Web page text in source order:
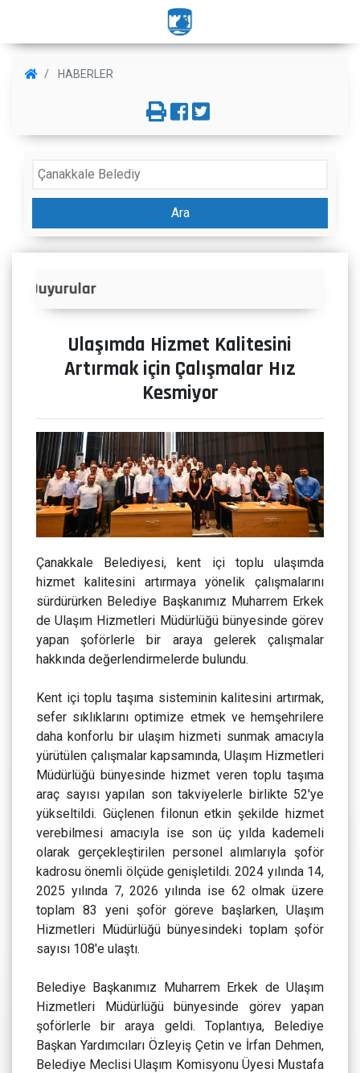
HABERLER
Ara
Ulaşımda Hizmet Kalitesini
Artırmak için Çalışmalar Hız
Kesmiyor
Çanakkale Belediyesi, kent içi toplu ulaşımda
hizmet kalitesini artırmaya yönelik çalışmalarını
sürdürürken Belediye Başkanımız Muharrem Erkek
de Ulaşım Hizmetleri Müdürlüğü bünyesinde görev
yapan şoförlerle bir araya gelerek çalışmalar
hakkında değerlendirmelerde bulundu.
Kent içi toplu taşıma sisteminin kalitesini artırmak,
sefer sıklıklarını optimize etmek ve hemşehrilere
daha konforlu bir ulaşım hizmeti sunmak amacıyla
yürütülen çalışmalar kapsamında, Ulaşım Hizmetleri
Müdürlüğü bünyesinde hizmet veren toplu taşıma
araç sayısı yapılan son takviyelerle birlikte 52'ye
yükseltildi. Güçlenen filonun etkin şekilde hizmet
verebilmesi amacıyla ise son üç yılda kademeli
olarak gerçekleştirilen personel alımlarıyla şoför
kadrosu önemli ölçüde genişletildi. 2024 yılında 14,
2025 yılında 7, 2026 yılında ise 62 olmak üzere
toplam 83 yeni şoför göreve başlarken, Ulaşım
Hizmetleri Müdürlüğü bünyesindeki toplam şoför
sayısı 108'e ulaştı.
Belediye Başkanımız Muharrem Erkek de Ulaşım
Hizmetleri Müdürlüğü bünyesinde görev yapan
şoförlerle bir araya geldi. Toplantıya, Belediye
Başkan Yardımcıları Özleyiş Çetin ve İrfan Dehmen,
Belediye Meclisi Ulaşım Komisyonu Üyesi Mustafa